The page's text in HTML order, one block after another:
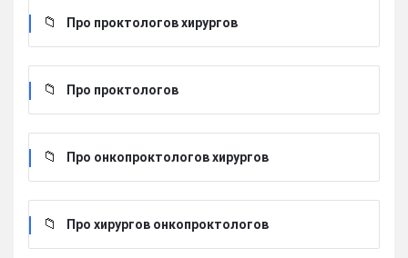
Про проктологов хирургов
Про проктологов
Про онкопроктологов хирургов
Про хирургов онкопроктологов